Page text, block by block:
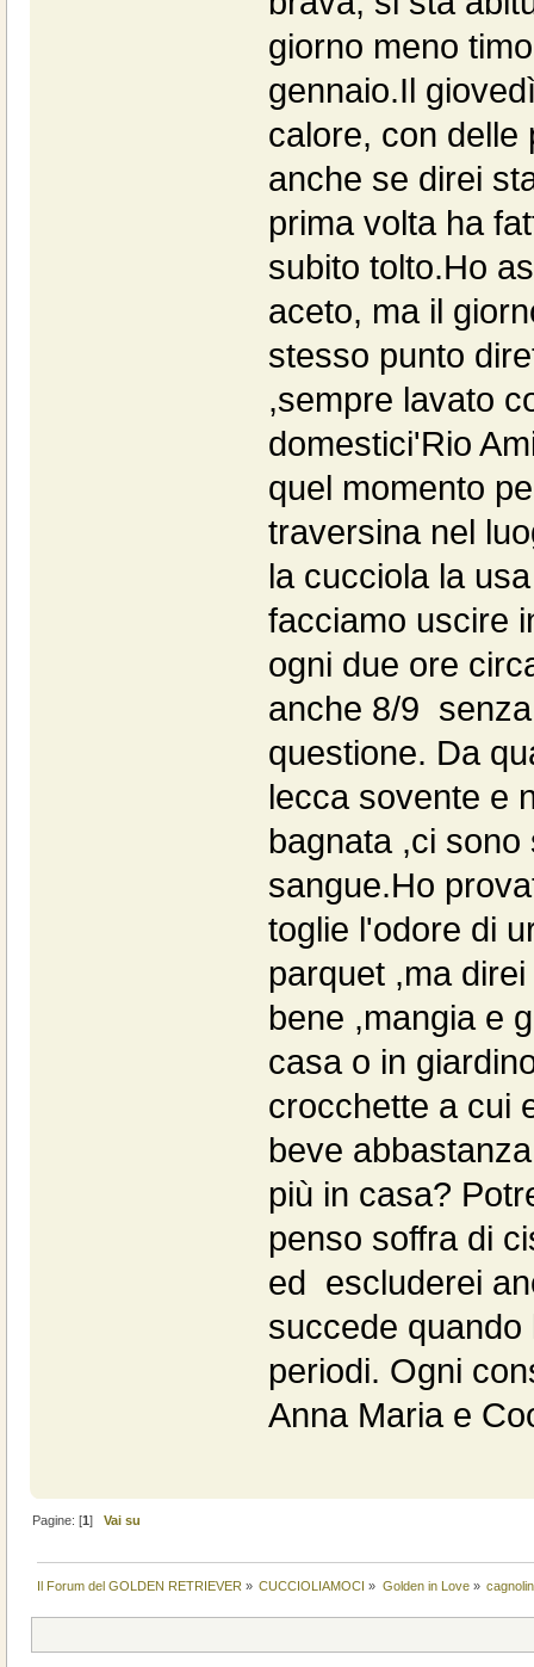
giorno meno
gennaio.Il
calore, con delle
anche se direi
prima volta ha
subito tolto.Ho
aceto, ma il
stesso punto
,sempre lavato
domestici'Rio
quel momento
traversina nel
la cucciola la
facciamo uscire
ogni due ore
anche 8/9
questione. Da
lecca sovente e
bagnata ,ci
sangue.Ho
toglie l'odore di
parquet ,ma
bene ,mangia e
casa o in
crocchette a cui
beve
più in casa?
penso soffra di
ed escluderei
succede
periodi. Ogni
Anna Maria e
Pagine: [1]Vai su
Il Forum del GOLDEN RETRIEVER » CUCCIOLIAMOCI » Golden in Love»